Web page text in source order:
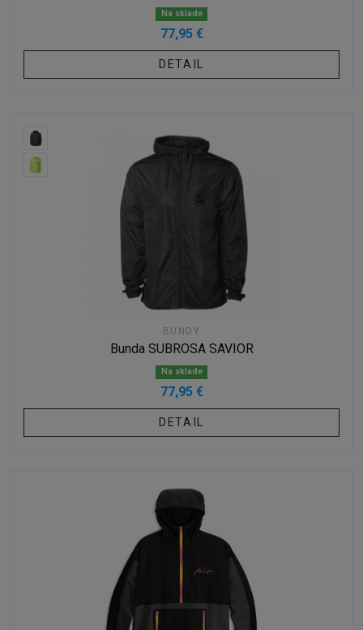
Na sklade
77,95 €
DETAIL
BUNDY
Bunda SUBROSA SAVIOR
Na sklade
77,95 €
DETAIL